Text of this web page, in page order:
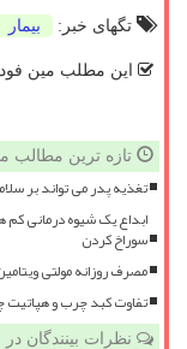
تگهای خبر:
بیمار
این مطلب مین فود
تازه ترین مطالب
تغذیه پدر می تواند بر
ابداع یک شیوه درمانی
سوراخ کردن
مصرف روزانه مولتی
تفاوت کبد چرب و هپاتیت
نظرات بینندگان